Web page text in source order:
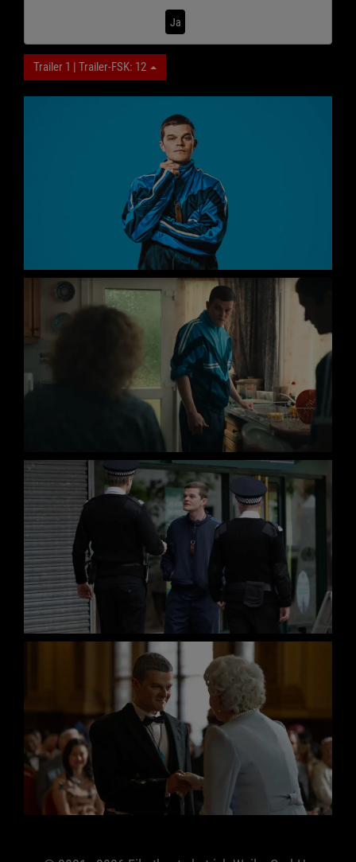
Ja
Trailer 1 | Trailer-FSK: 12